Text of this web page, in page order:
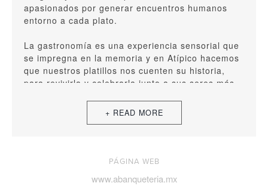
apasionados por generar encuentros humanos
entorno a cada plato.
La gastronomía es una experiencia sensorial que
se impregna en la memoria y en Atípico hacemos
que nuestros platillos nos cuenten su historia,
para revivirla y celebrarla junto a sus seres más
PÁGINA WEB
www.abanqueteria.mx